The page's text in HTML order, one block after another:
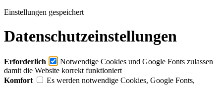
Einstellungen gespeichert
Datenschutzeinstellungen
Erforderlich
Notwendige Cookies und Google Fonts zulassen
damit die Website korrekt funktioniert
Komfort
Es werden notwendige Cookies, Google Fonts,